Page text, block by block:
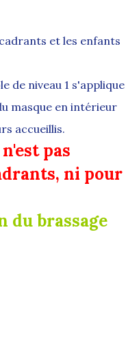
et les enfants
de niveau 1 s'applique
masque en intérieur
accueillis.
pas
ni pour
du brassage